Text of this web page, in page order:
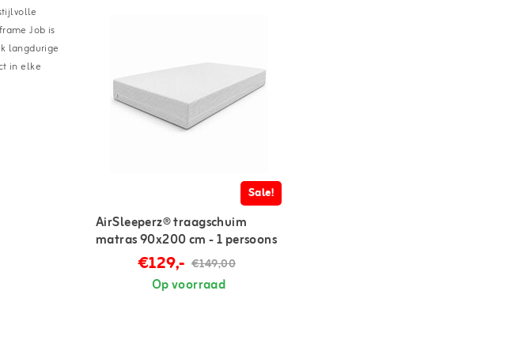
Job is
langdurige
in elke
Sale!
AirSleeperz® traagschuim
matras 90x200 cm - 1 persoons
€129,- €149,00
Op voorraad